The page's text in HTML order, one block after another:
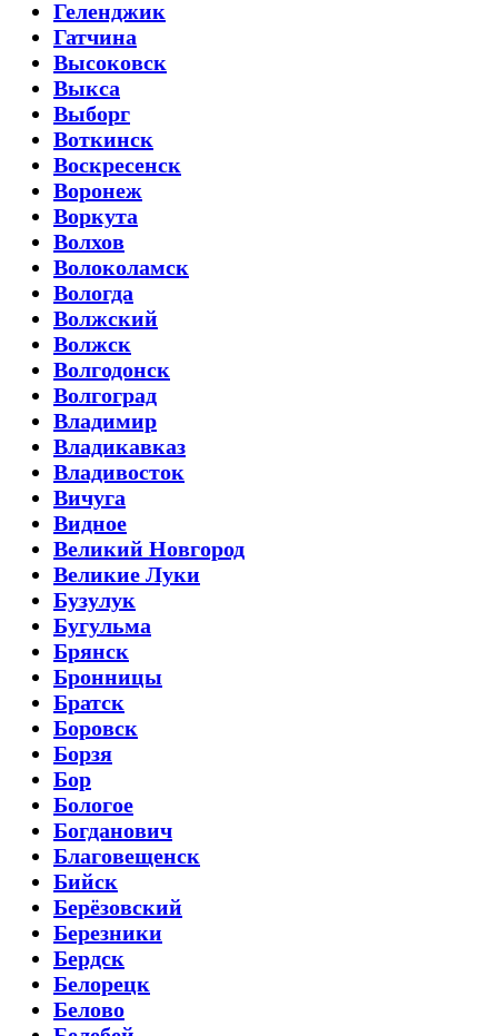
Геленджик
Гатчина
Высоковск
Выкса
Выборг
Воткинск
Воскресенск
Воронеж
Воркута
Волхов
Волоколамск
Вологда
Волжский
Волжск
Волгодонск
Волгоград
Владимир
Владикавказ
Владивосток
Вичуга
Видное
Великий Новгород
Великие Луки
Бузулук
Бугульма
Брянск
Бронницы
Братск
Боровск
Борзя
Бор
Бологое
Богданович
Благовещенск
Бийск
Берёзовский
Березники
Бердск
Белорецк
Белово